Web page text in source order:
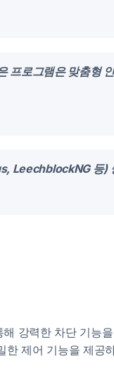
로그램은 맞춤형
등)
강력한 차단 기능
제어 기능을 제공